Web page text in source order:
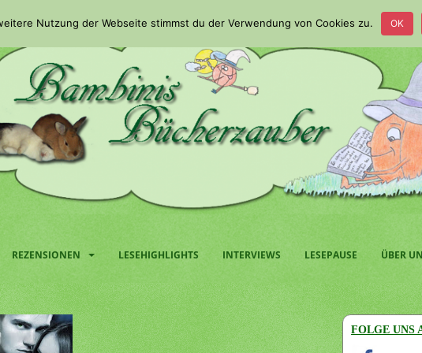
REZENSIONEN LESEHIGHLIGHTS INTERVIEWS LESEPAUSE ÜBER
FOLGE UNS
Nutzung der Webseite stimmst du der Verwendung von Cookies zu. OK